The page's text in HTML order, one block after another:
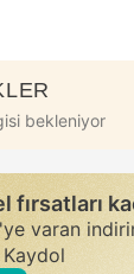
bekleniyor
'ye varan